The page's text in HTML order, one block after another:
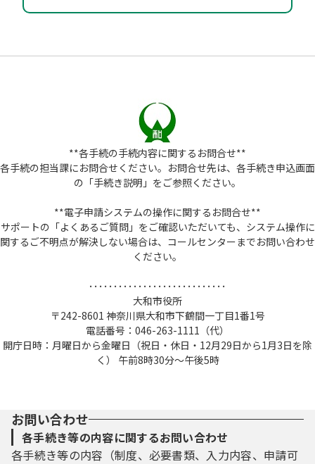
**各手続の手続内容に関するお問合せ**
各手続の担当課にお問合せください。お問合せ先は、各手続き申込画面
の「手続き説明」をご参照ください。
**電子申請システムの操作に関するお問合せ**
サポートの「よくあるご質問」をご確認いただいても、システム操作に
関するご不明点が解決しない場合は、コールセンターまでお問い合わせ
ください。
････････････････････････････
大和市役所
〒242-8601 神奈川県大和市下鶴間一丁目1番1号
電話番号：046-263-1111（代）
開庁日時：月曜日から金曜日（祝日・休日・12月29日から1月3日を除
く） 午前8時30分～午後5時
お問い合わせ
各手続き等の内容に関するお問い合わせ
各手続き等の内容（制度、必要書類、入力内容、申請可